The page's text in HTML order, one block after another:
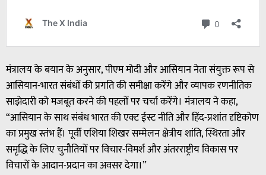
मंत्रालय के बयान के अनुसार, पीएम मोदी और आसियान नेता संयुक्त रूप से
आसियान-भारत संबंधों की प्रगति की समीक्षा करेंगे और व्यापक रणनीतिक
साझेदारी को मजबूत करने की पहलों पर चर्चा करेंगे। मंत्रालय ने कहा,
“आसियान के साथ संबंध भारत की एक्ट ईस्ट नीति और हिंद-प्रशांत दृष्टिकोण
का प्रमुख स्तंभ हैं। पूर्वी एशिया शिखर सम्मेलन क्षेत्रीय शांति, स्थिरता और
समृद्धि के लिए चुनौतियों पर विचार-विमर्श और अंतरराष्ट्रीय विकास पर
विचारों के आदान-प्रदान का अवसर देगा।”